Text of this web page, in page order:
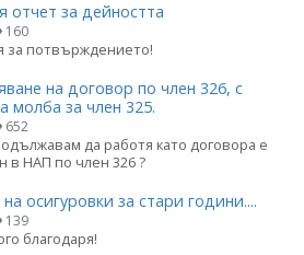
отчет за дейността
160
за потвърждението!
на договор по член 326, с
молба за член 325.
652
да работя като договора е
в НАП по член 326 ?
осигуровки за стари години....
139
благодаря!